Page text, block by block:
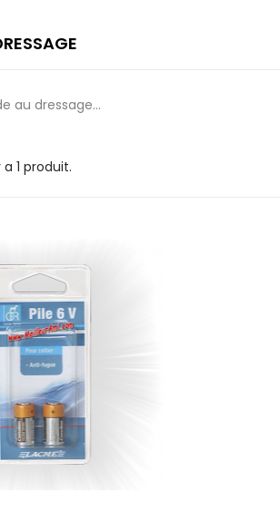
au dressage...
a 1 produit.